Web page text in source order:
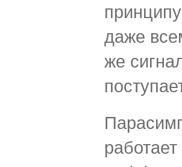
даже
же
работает